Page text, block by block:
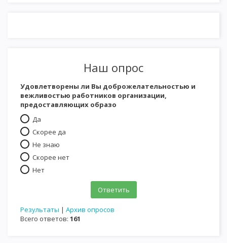
Наш опрос
Удовлетворены ли Вы доброжелательностью и
вежливостью работников организации,
предоставляющих образо
Да
Скорее да
Не знаю
Скорее нет
Нет
Результаты | Архив опросов
Всего ответов: 161